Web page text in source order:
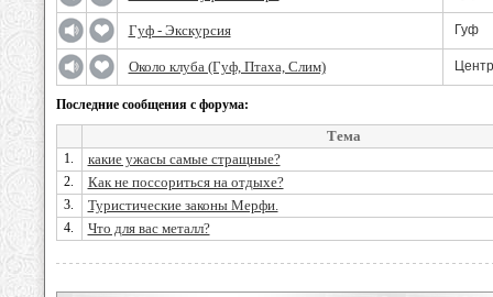
Гуф - Экскурсия Гуф
Около клуба (Гуф, Птаха, Слим)
Последние сообщения с форума:
Тема
1. какие ужасы самые стращные?
2. Как не поссориться на отдыхе?
3. Туристические законы Мерфи.
4. Что для вас металл?